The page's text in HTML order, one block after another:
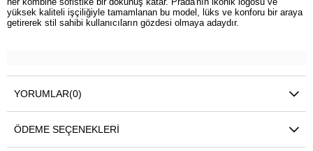
yüksek kaliteli işçiliğiyle tamamlanan bu model, lüks ve konforu bir araya
getirerek stil sahibi kullanıcıların gözdesi olmaya adaydır.
YORUMLAR(0)
ÖDEME SEÇENEKLERI